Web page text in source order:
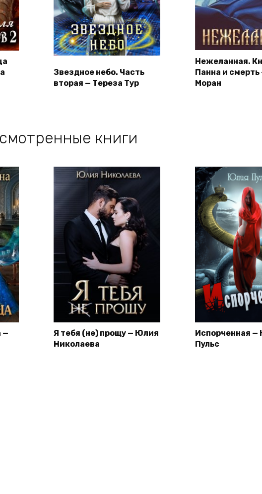
Звездное небо. Часть
вторая — Тереза Тур
Нежеланная.
Панна и
Моран
книги
—
Я тебя (не) прощу — Юлия
Николаева
Испорченная —
Пульс